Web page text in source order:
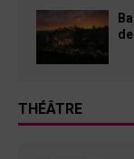
THÉÂTRE